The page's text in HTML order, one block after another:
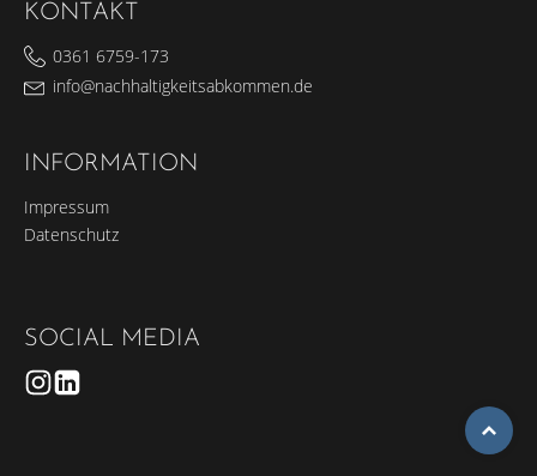
KONTAKT
0361 6759-173
info@nachhaltigkeitsabkommen.de
INFORMATION
Impressum
Datenschutz
SOCIAL MEDIA